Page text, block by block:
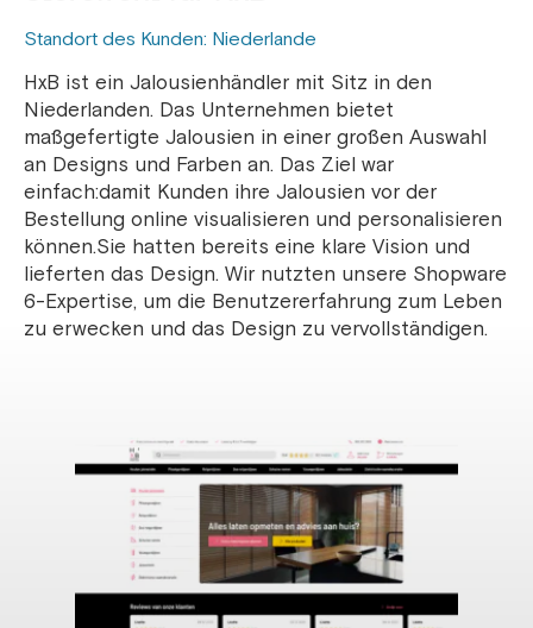
Standort des Kunden: Niederlande
HxB ist ein Jalousienhändler mit Sitz in den
Niederlanden. Das Unternehmen bietet
maßgefertigte Jalousien in einer großen Auswahl
an Designs und Farben an. Das Ziel war
einfach:damit Kunden ihre Jalousien vor der
Bestellung online visualisieren und personalisieren
können.Sie hatten bereits eine klare Vision und
lieferten das Design. Wir nutzten unsere Shopware
6-Expertise, um die Benutzererfahrung zum Leben
zu erwecken und das Design zu vervollständigen.